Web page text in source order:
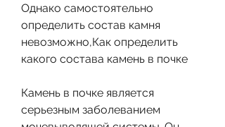
Однако самостоятельно
определить состав камня
невозможно,Как определить
какого состава камень в почке
Камень в почке является
серьезным заболеванием